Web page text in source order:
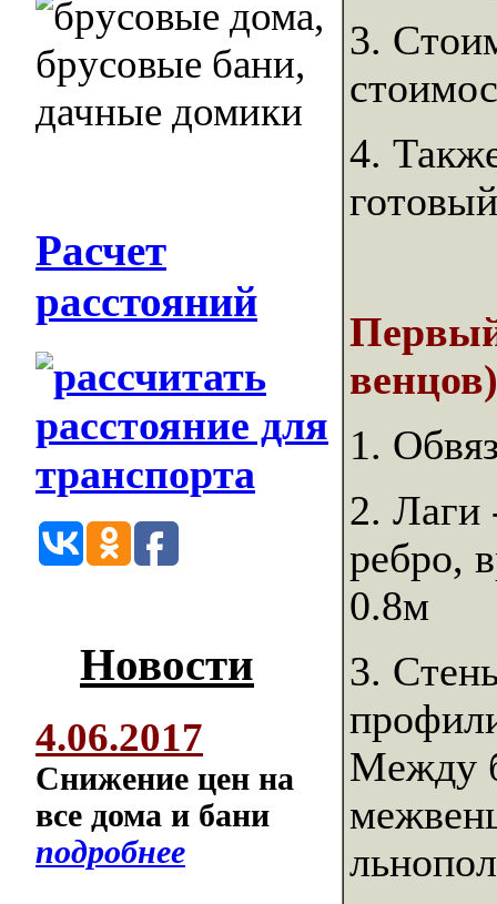
Расчет
расстояний
Новости
4.06.2017
Снижение цен на
все дома и бани
подробнее
3.
4.
1.
2. Лаги
ребро,
0.8м
3.
Между